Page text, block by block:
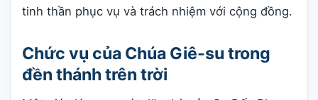
tinh thần phục vụ và trách nhiệm với cộng đồng.
Chức vụ của Chúa Giê-su trong
đền thánh trên trời